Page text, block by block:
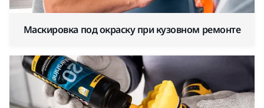
Маскировка под окраску при кузовном ремонте